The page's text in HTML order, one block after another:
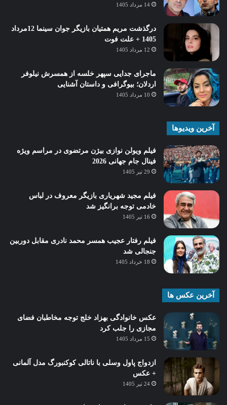
14 مرداد 1405
درگذشت مریم همتیان بازیگر جوان سینما 12مرداد
1405 + علت فوت
12 مرداد 1405
ماجرای جدایی سپهر خلسه از همسرش نیلوفر
اردلان؛ بیوگرافی و داستان آشنایی
10 مرداد 1405
آخرین ویدیوها
فیلم ویولن نوازی بیژن مرتضوی در مراسم ویژه
فینال جام جهانی 2026
29 تیر 1405
فیلم مجید شهریاری بازیگر معروف در لباس
خادمی توجه برانگیز شد
16 تیر 1405
فیلم رفتار عجیب همسر محمد نادری مقابل دوربین
جنجالی شد
18 خرداد 1405
آخرین عکس ها
عکس خانوادگی بهزاد خلج توجه مخاطبان فضای
مجازی را جلب کرد
15 مرداد 1405
ازدواج پاول وسلی با ناتالی کوکنبورگ مدل آلمانی
+ عکس
24 تیر 1405